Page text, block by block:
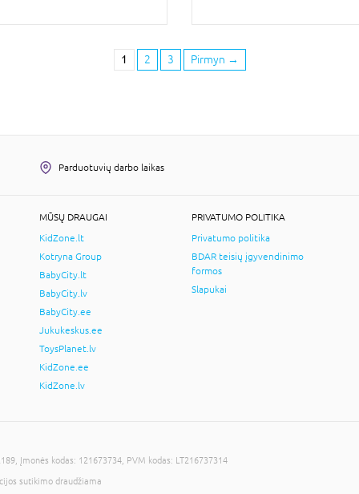
1 2 3 Pirmyn →
Parduotuvių darbo laikas
MŪSŲ DRAUGAI
KidZone.lt
Kotryna Group
BabyCity.lt
BabyCity.lv
BabyCity.ee
Jukukeskus.ee
ToysPlanet.lv
KidZone.ee
KidZone.lv
PRIVATUMO POLITIKA
Privatumo politika
BDAR teisių įgyvendinimo
formos
Slapukai
Įmonės kodas: 121673734, PVM kodas: LT216737314
sutikimo draudžiama